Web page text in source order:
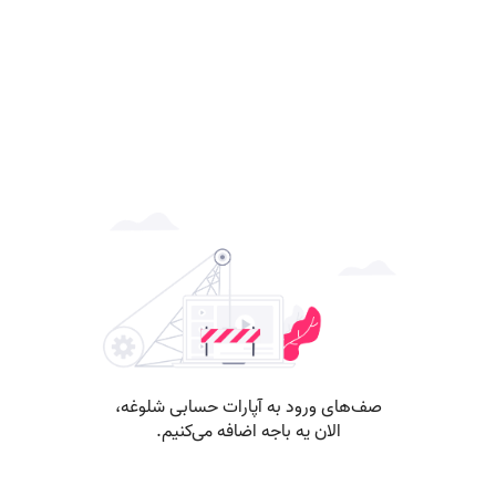
صف‌های ورود به آپارات حسابی شلوغه،
الان یه باجه اضافه می‌کنیم.